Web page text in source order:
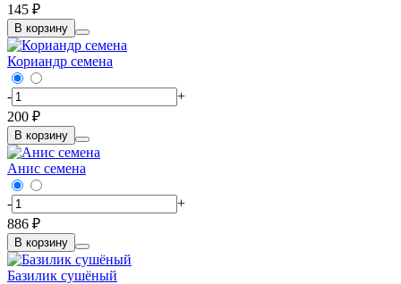
145 ₽
В корзину
Кориандр семена
-
+
200 ₽
В корзину
Анис семена
-
+
886 ₽
В корзину
Базилик сушёный